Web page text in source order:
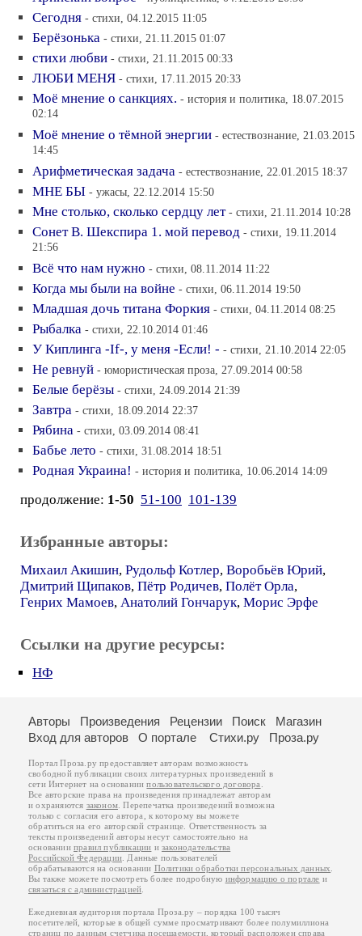
Сегодня - стихи, 04.12.2015 11:05
Берёзонька - стихи, 21.11.2015 01:07
стихи любви - стихи, 21.11.2015 00:33
ЛЮБИ МЕНЯ - стихи, 17.11.2015 20:33
Моё мнение о санкциях. - история и политика, 18.07.2015
02:14
Моё мнение о тёмной энергии - естествознание, 21.03.2015
14:45
Арифметическая задача - естествознание, 22.01.2015 18:37
МНЕ БЫ - ужасы, 22.12.2014 15:50
Мне столько, сколько сердцу лет - стихи, 21.11.2014 10:28
Сонет В. Шекспира 1. мой перевод - стихи, 19.11.2014
21:56
Всё что нам нужно - стихи, 08.11.2014 11:22
Когда мы были на войне - стихи, 06.11.2014 19:50
Младшая дочь титана Форкия - стихи, 04.11.2014 08:25
Рыбалка - стихи, 22.10.2014 01:46
У Киплинга -If-, у меня -Если! - - стихи, 21.10.2014 22:05
Не ревнуй - юмористическая проза, 27.09.2014 00:58
Белые берёзы - стихи, 24.09.2014 21:39
Завтра - стихи, 18.09.2014 22:37
Рябина - стихи, 03.09.2014 08:41
Бабье лето - стихи, 31.08.2014 18:51
Родная Украина! - история и политика, 10.06.2014 14:09
продолжение: 1-50 51-100 101-139
Избранные авторы:
Михаил Акишин, Рудольф Котлер, Воробьёв Юрий,
Дмитрий Щипаков, Пётр Родичев, Полёт Орла,
Генрих Мамоев, Анатолий Гончарук, Морис Эрфе
Ссылки на другие ресурсы:
НФ
Авторы Произведения Рецензии Поиск
Магазин
Вход для авторов
О портале Стихи.ру Проза.ру
Портал Проза.ру предоставляет авторам возможность
свободной публикации своих литературных произведений в
сети Интернет на основаниипользовательского договора
Все авторские права на произведения принадлежат авторам
и охраняются законом . Перепечатка произведений возможна
только с согласия его автора, к которому вы можете
обратиться на его авторской странице. Ответственность за
тексты произведений авторы несут самостоятельно на
основанииправил публикации изаконодательства
Российской Федерации . Данные пользователей
обрабатываются на основании Политики обработки персональных данных
Вы также можете посмотреть более подробную информацию о портале и
связаться с администрацией
Ежедневная аудитория портала Проза.ру – порядка 100 тысяч
посетителей, которые в общей сумме просматривают более полумиллиона
страниц по данным счетчика посещаемости, который расположен справа